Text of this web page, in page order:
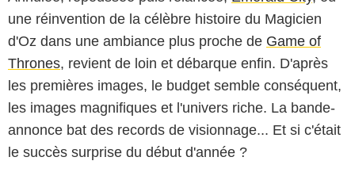
une réinvention de la célèbre histoire du Magicien
d'Oz dans une ambiance plus proche de Game of
Thrones, revient de loin et débarque enfin. D'après
les premières images, le budget semble conséquent,
les images magnifiques et l'univers riche. La bande-
annonce bat des records de visionnage... Et si c'était
le succès surprise du début d'année ?